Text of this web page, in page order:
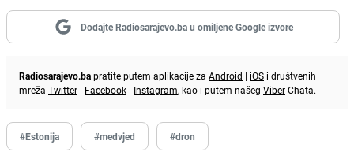
Dodajte Radiosarajevo.ba u omiljene Google izvore
Radiosarajevo.bapratite putem aplikacije za Android | iOS i društvenih
mreža Twitter | Facebook | Instagram, kao i putem našeg ViberChata.
#Estonija #medvjed #dron